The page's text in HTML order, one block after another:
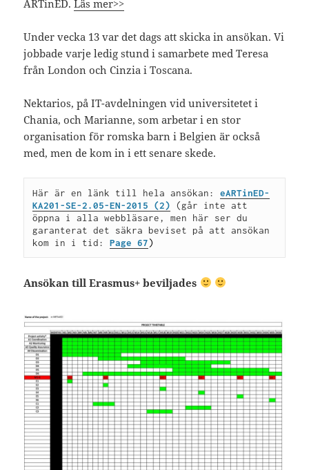
ARTinED.Läs mer>>
Under vecka 13 var det dags att skicka in ansökan. Vi
jobbade varje ledig stund i samarbete med Teresa
från London och Cinzia i Toscana.
Nektarios, på IT-avdelningen vid universitetet i
Chania, och Marianne, som arbetar i en stor
organisation för romska barn i Belgien är också
med, men de kom in i ett senare skede.
Här är en länk till hela ansökan: eARTinED-
KA201-SE-2.05-EN-2015 (2)
(går inte att
öppna i alla webbläsare, men här ser du
garanterat det säkra beviset på att ansökan
kom in i tid: Page 67)
Ansökan till Erasmus+ beviljades